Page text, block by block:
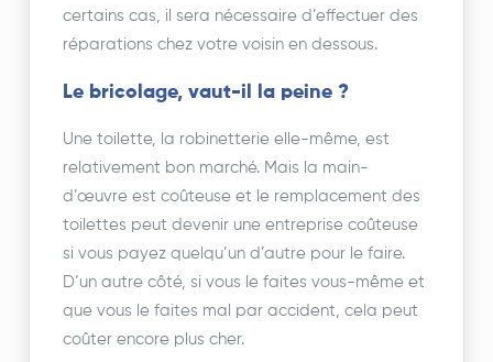
certains cas, il sera nécessaire d’effectuer des
réparations chez votre voisin en dessous.
Le bricolage, vaut-il la peine ?
Une toilette, la robinetterie elle-même, est
relativement bon marché. Mais la main-
d’œuvre est coûteuse et le remplacement des
toilettes peut devenir une entreprise coûteuse
si vous payez quelqu’un d’autre pour le faire.
D’un autre côté, si vous le faites vous-même et
que vous le faites mal par accident, cela peut
coûter encore plus cher.